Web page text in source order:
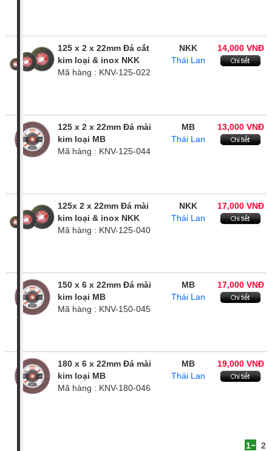
125 x 2 x 22mm Đá cắt
kim loại & inox NKK
Mã hàng : KNV-125-022
NKK
Thái Lan
14,000 VNĐ
125 x 2 x 22mm Đá mài
kim loại MB
Mã hàng : KNV-125-044
MB
Thái Lan
13,000 VNĐ
125x 2 x 22mm Đá mài
kim loại & inox NKK
Mã hàng : KNV-125-040
NKK
Thái Lan
17,000 VNĐ
150 x 6 x 22mm Đá mài
kim loại MB
Mã hàng : KNV-150-045
MB
Thái Lan
17,000 VNĐ
180 x 6 x 22mm Đá mài
kim loại MB
Mã hàng : KNV-180-046
MB
Thái Lan
19,000 VNĐ
1 2